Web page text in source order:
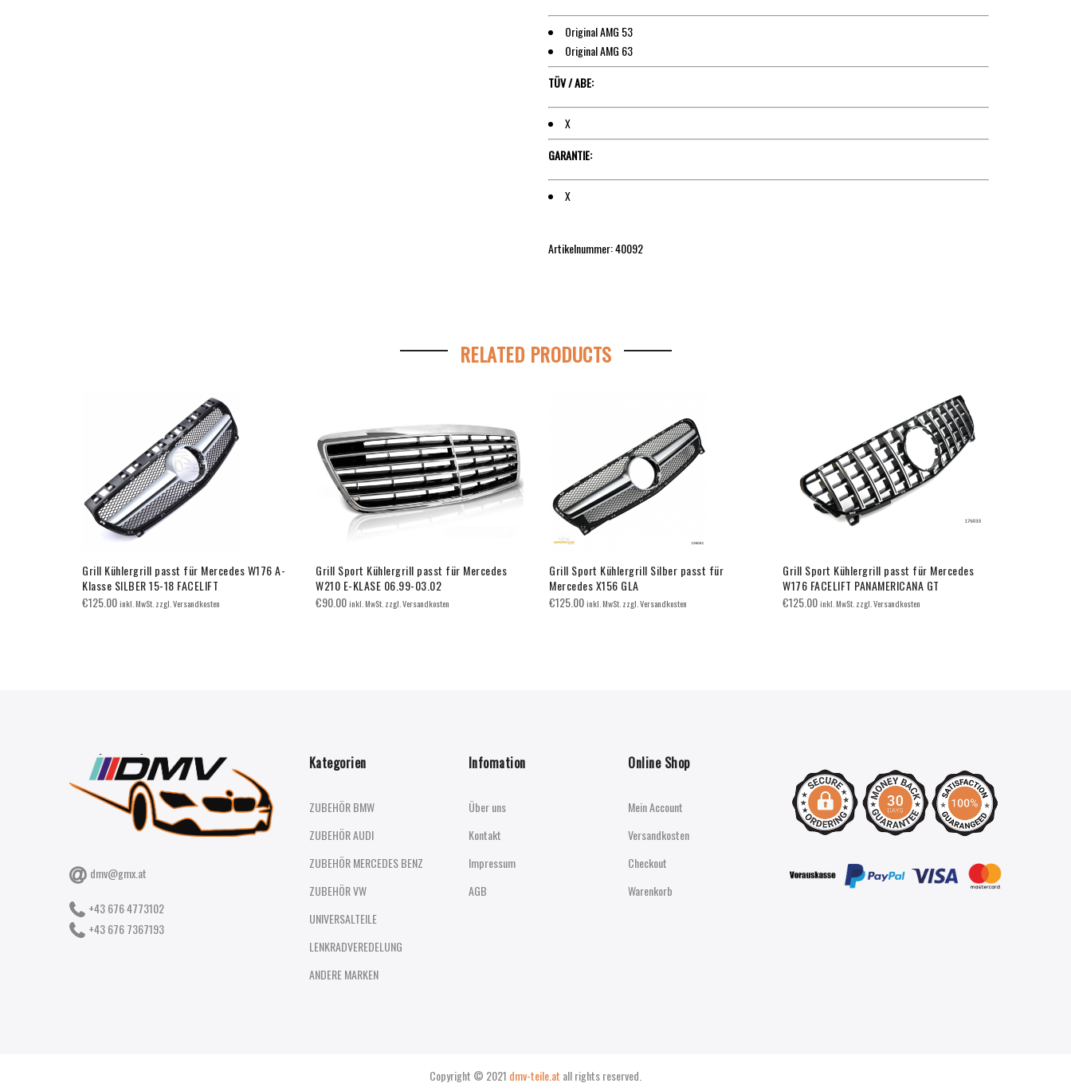
Original AMG 53
Original AMG 63
TÜV / ABE:
X
GARANTIE:
X
Artikelnummer: 40092
RELATED PRODUCTS
Grill Kühlergrill passt für Mercedes W176 A-
Klasse SILBER 15-18 FACELIFT
€125.00inkl. MwSt. zzgl. Versandkosten
Grill Sport Kühlergrill passt für Mercedes
W210 E-KLASE 06.99-03.02
€90.00inkl. MwSt. zzgl. Versandkosten
Grill Sport Kühlergrill Silber passt für
Mercedes X156 GLA
€125.00inkl. MwSt. zzgl. Versandkosten
Grill Sport Kühlergrill passt für Mercedes
W176 FACELIFT PANAMERICANA GT
€125.00inkl. MwSt. zzgl. Versandkosten
dmv@gmx.at
+43 676 4773102
+43 676 7367193
Kategorien
ZUBEHÖR BMW
ZUBEHÖR AUDI
ZUBEHÖR MERCEDES BENZ
ZUBEHÖR VW
UNIVERSALTEILE
LENKRADVEREDELUNG
ANDERE MARKEN
Infomation
Über uns
Kontakt
Impressum
AGB
Online Shop
Mein Account
Versandkosten
Checkout
Warenkorb
Copyright © 2021 dmv-teile.at all rights reserved.